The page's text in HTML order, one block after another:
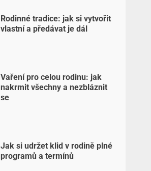
Rodinné tradice: jak si vytvořit
vlastní a předávat je dál
Vaření pro celou rodinu: jak
nakrmit všechny a nezbláznit
se
Jak si udržet klid v rodině plné
programů a termínů